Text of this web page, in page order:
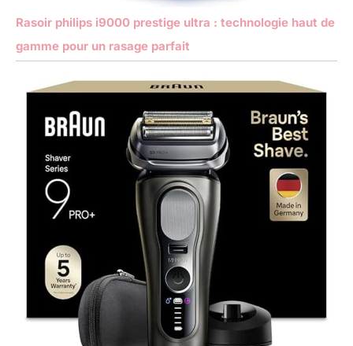
Rasoir philips i9000 prestige ultra : technologie haut de
gamme pour un rasage parfait